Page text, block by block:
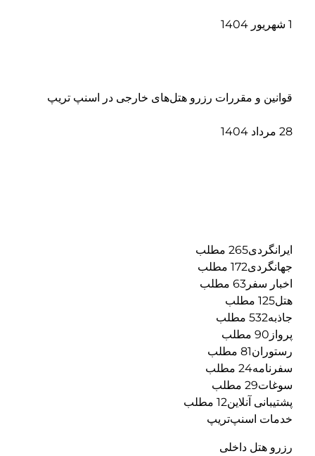
1 شهریور 1404
قوانین و مقررات رزرو هتل‌های خارجی در اسنپ تریپ
28 مرداد 1404
ایرانگردی265 مطلب
جهانگردی172 مطلب
اخبار سفر63 مطلب
هتل125 مطلب
جاذبه532 مطلب
پرواز90 مطلب
رستوران81 مطلب
سفرنامه24 مطلب
سوغات29 مطلب
پشتیبانی آنلاین12 مطلب
خدمات اسنپ‌تریپ
رزرو هتل داخلی